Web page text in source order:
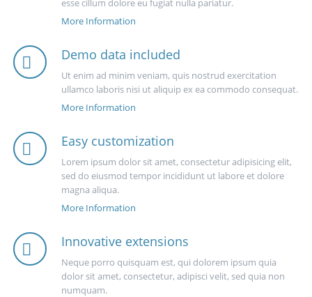
esse cillum dolore eu fugiat nulla pariatur.
More Information
Demo data included
Ut enim ad minim veniam, quis nostrud exercitation
ullamco laboris nisi ut aliquip ex ea commodo consequat.
More Information
Easy customization
Lorem ipsum dolor sit amet, consectetur adipisicing elit,
sed do eiusmod tempor incididunt ut labore et dolore
magna aliqua.
More Information
Innovative extensions
Neque porro quisquam est, qui dolorem ipsum quia
dolor sit amet, consectetur, adipisci velit, sed quia non
numquam.